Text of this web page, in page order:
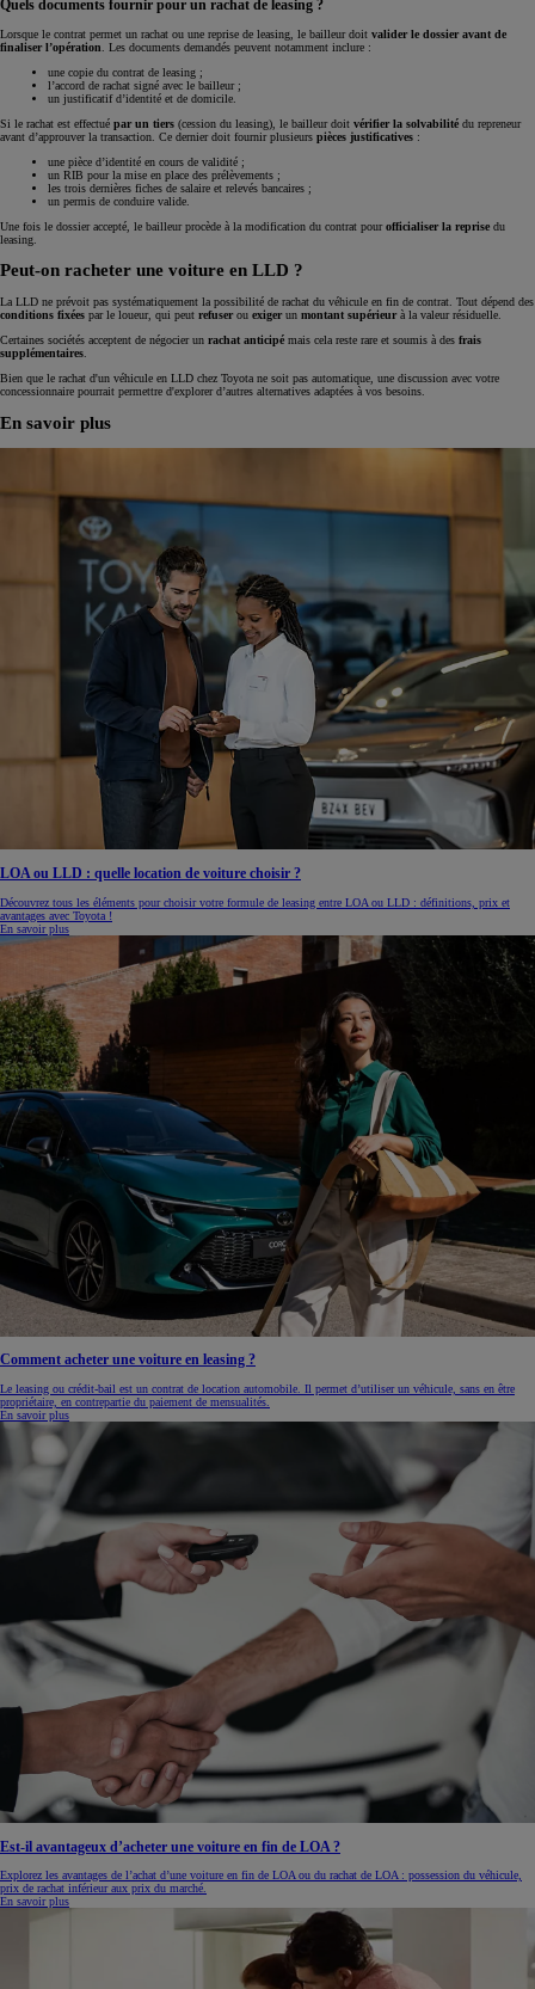
Quels documents fournir pour un rachat de leasing ?
Lorsque le contrat permet un rachat ou une reprise de leasing, le bailleur doit valider le dossier avant de
finaliser l’opération . Les documents demandés peuvent notamment inclure :
une copie du contrat de leasing ;
l’accord de rachat signé avec le bailleur ;
un justificatif d’identité et de domicile.
Si le rachat est effectué par un tiers (cession du leasing), le bailleur doit vérifier la solvabilité du repreneur
avant d’approuver la transaction. Ce dernier doit fournir plusieurs pièces justificatives :
une pièce d’identité en cours de validité ;
un RIB pour la mise en place des prélèvements ;
les trois dernières fiches de salaire et relevés bancaires ;
un permis de conduire valide.
Une fois le dossier accepté, le bailleur procède à la modification du contrat pourofficialiser la reprise du
leasing.
Peut-on racheter une voiture en LLD ?
La LLD ne prévoit pas systématiquement la possibilité de rachat du véhicule en fin de contrat. Tout dépend des
conditions fixées par le loueur, qui peut refuserou exigerun montant supérieurà la valeur résiduelle.
Certaines sociétés acceptent de négocier un rachat anticipé mais cela reste rare et soumis à des frais
supplémentaires.
Bien que le rachat d'un véhicule en LLD chez Toyota ne soit pas automatique, une discussion avec votre
concessionnaire pourrait permettre d'explorer d’autres alternatives adaptées à vos besoins.
En savoir plus
LOA ou LLD : quelle location de voiture choisir ?
Découvrez tous les éléments pour choisir votre formule de leasing entre LOA ou LLD : définitions, prix et
avantages avec Toyota !
En savoir plus
Comment acheter une voiture en leasing ?
Le leasing ou crédit-bail est un contrat de location automobile. Il permet d’utiliser un véhicule, sans en être
propriétaire, en contrepartie du paiement de mensualités.
En savoir plus
Est-il avantageux d’acheter une voiture en fin de LOA ?
Explorez les avantages de l’achat d’une voiture en fin de LOA ou du rachat de LOA : possession du véhicule,
prix de rachat inférieur aux prix du marché.
En savoir plus